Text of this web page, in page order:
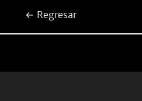
← Regresar